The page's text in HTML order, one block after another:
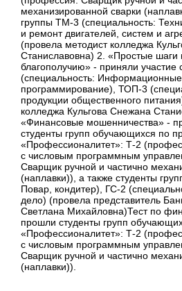
механизированной сварки
группы ТМ-3 (специальность:
и ремонт двигателей, систем и
(провела методист колледжа
Станиславовна) 2. «Простые
благополучию» - приняли участие
(специальность:
программирование), ТОП-3
продукции общественного
колледжа Кульгова Снежана
«Финансовые мошенничества» -
студенты групп обучающихся по
«Профессионалитет»: Т-2
с числовым программным
Сварщик ручной и частично
(наплавки)), а также студенты
Повар, кондитер), ГС-2
дело) (провела представитель
Светлана Михайловна)Тест по
прошли студенты групп
«Профессионалитет»: Т-2
с числовым программным
Сварщик ручной и частично
(наплавки)).